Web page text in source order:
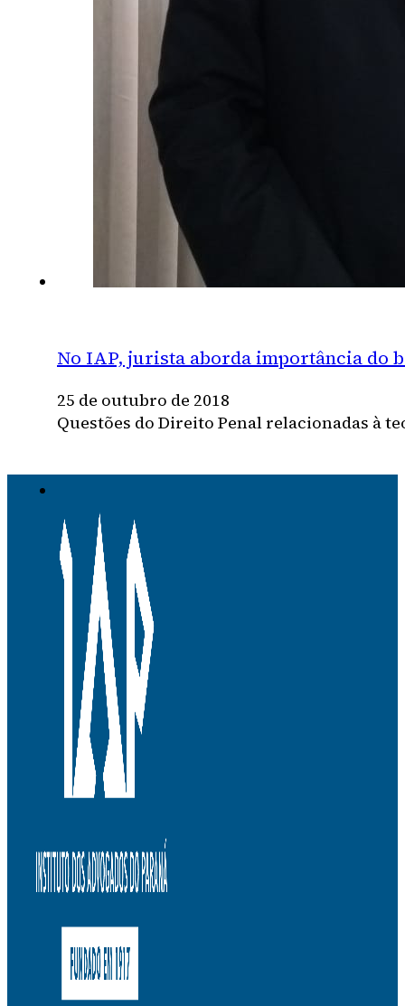
No IAP, jurista aborda importância do
25 de outubro de 2018
Questões do Direito Penal relacionadas à